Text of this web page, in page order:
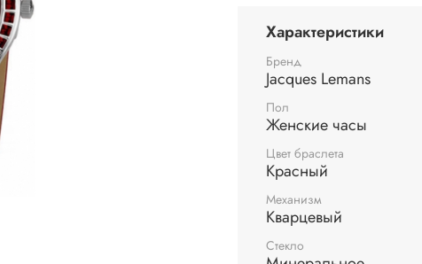
Характеристики
Бренд
Jacques Lemans
Пол
Женские часы
Цвет браслета
Красный
Механизм
Кварцевый
Стекло